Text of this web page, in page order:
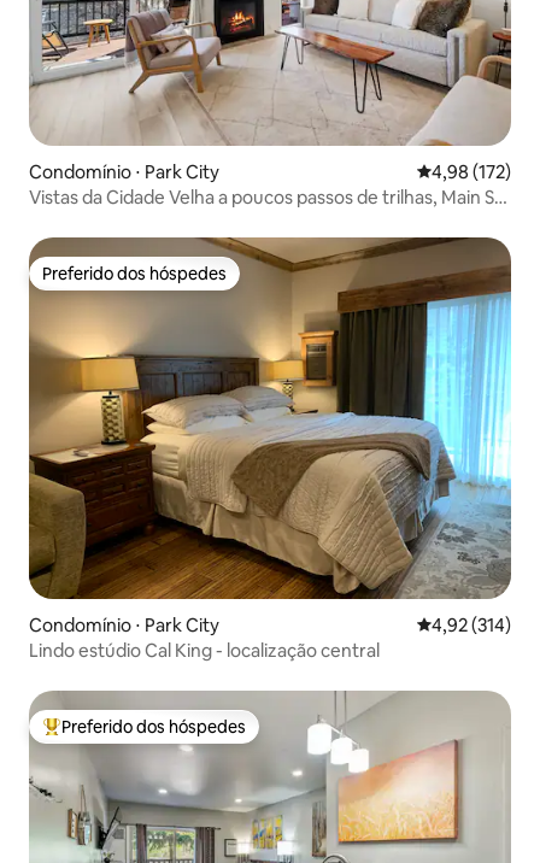
Condomínio ⋅ Park City 4,98 de uma
4,98 (172)
Vistas da Cidade Velha a poucos passos de trilhas, Main St |
Preferido dos hóspedes
Preferido dos hóspedes
Condomínio ⋅ Park City 4,92 de uma
4,92 (314)
Lindo estúdio Cal King - localização central
Entre os melhores preferidos dos hóspedes
Preferido dos hóspedes